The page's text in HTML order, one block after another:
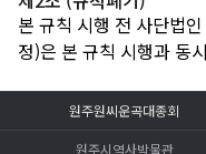
본 규칙 시행 전 사단법
정)은 본 규칙 시행과 동
원주원씨운곡대종회
원주시역사박물관